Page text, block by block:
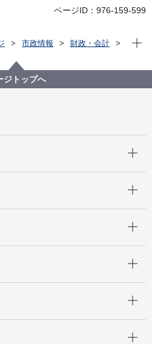
ページID：976-159-599
市政情報
財政・会計
共事業評価委員会
現在
ジトップへ